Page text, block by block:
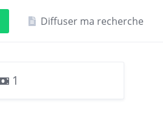
Diffuser ma recherche
1